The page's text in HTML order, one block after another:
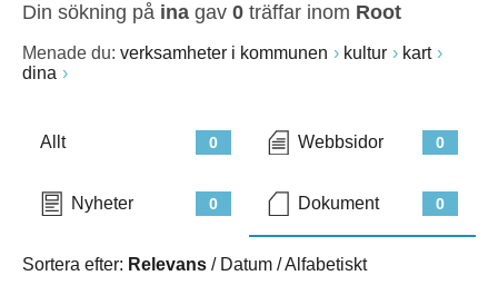
Din sökning på ina gav 0 träffar inom Root
Menade du: verksamheter i kommunen kultur
kart
dina
0
Allt 0
Webbsidor
0
Nyheter 0
Dokument
Sortera efter: Relevans / Datum /Alfabetiskt